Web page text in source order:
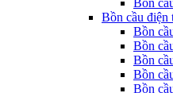
Bồn
Bồn cầu điện
Bồn
Bồn
Bồn
Bồn
Bồn